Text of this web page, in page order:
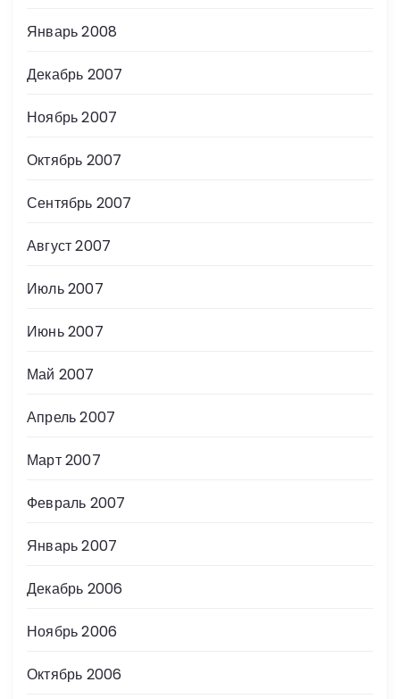
Январь 2008
Декабрь 2007
Ноябрь 2007
Октябрь 2007
Сентябрь 2007
Август 2007
Июль 2007
Июнь 2007
Май 2007
Апрель 2007
Март 2007
Февраль 2007
Январь 2007
Декабрь 2006
Ноябрь 2006
Октябрь 2006